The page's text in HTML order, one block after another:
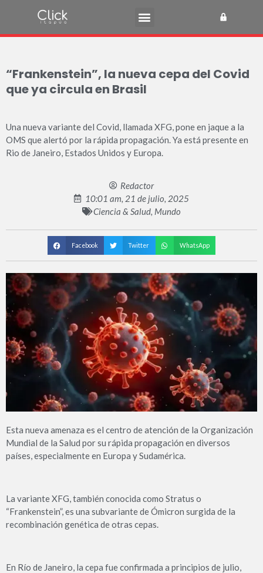
“Frankenstein”, la nueva cepa del Covid
que ya circula en Brasil
Una nueva variante del Covid, llamada XFG, pone en jaque a la
OMS que alertó por la rápida propagación. Ya está presente en
Rio de Janeiro, Estados Unidos y Europa.
Redactor
10:01 am, 21 de julio, 2025
Ciencia & Salud, Mundo
Facebook Twitter WhatsApp
Esta nueva amenaza es el centro de atención de la Organización
Mundial de la Salud por su rápida propagación en diversos
países, especialmente en Europa y Sudamérica.
La variante XFG, también conocida como Stratus o
“Frankenstein”, es una subvariante de Ómicron surgida de la
recombinación genética de otras cepas.
En Río de Janeiro, la cepa fue confirmada a principios de julio,